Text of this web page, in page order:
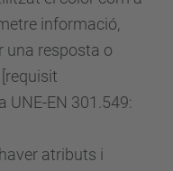
informació,
una resposta o
UNE-EN 301.549:
atributs i